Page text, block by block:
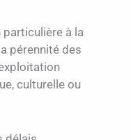
à la
pérennité des
culturelle ou